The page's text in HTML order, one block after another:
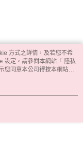
方式之詳情，及若您不希
設定，請參閱本網站「 隱私
您同意本公司得按本網站使